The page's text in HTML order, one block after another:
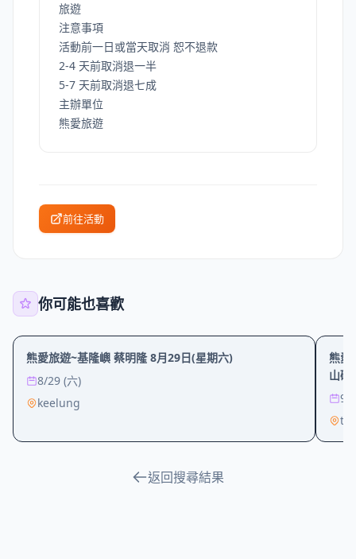
旅遊
注意事項
活動前一日或當天取消 恕不退款
2-4 天前取消退一半
5-7 天前取消退七成
主辦單位
熊愛旅遊
前往活動
你可能也喜歡
戶外
熊愛旅遊~基隆嶼 蔡明隆 8月29日(星期六)
8/29 (六)
keelung
熊愛
山磺
9/
返回搜尋結果